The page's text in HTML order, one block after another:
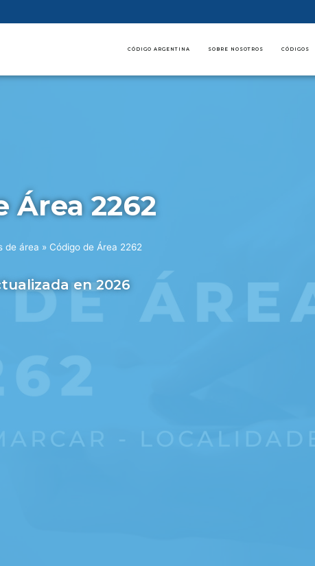
CÓDIGO ARGENTINA SOBRE NOSOTROS CÓDIGOS
Área 2262
de área » Código de Área 2262
en 2026